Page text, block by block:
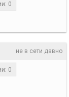
0
не в сети давно
0